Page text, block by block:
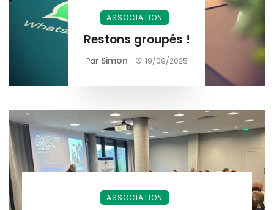
ASSOCIATION
Restons groupés !
Par Simon 19/09/2025
ASSOCIATION